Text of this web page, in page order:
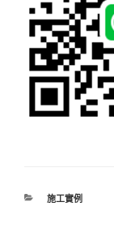
分
施工實例